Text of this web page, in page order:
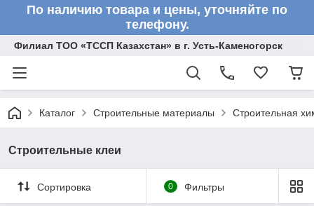
По наличию товара и цены, уточняйте по
телефону.
Филиал ТОО «ТССП Казахстан» в г. Усть-Каменогорск
Каталог Строительные материалы Строительная
Строительные клеи
Сортировка 0 Фильтры